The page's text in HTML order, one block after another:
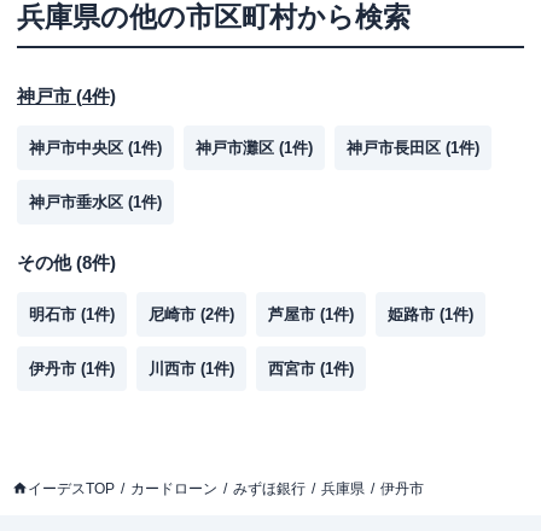
兵庫県の他の市区町村から検索
神戸市 (4件)
神戸市中央区 (1件) 神戸市灘区 (1件) 神戸市長田区 (1件)
神戸市垂水区 (1件)
その他(8件)
明石市 (1件) 尼崎市 (2件) 芦屋市 (1件) 姫路市 (1件)
伊丹市 (1件) 川西市 (1件) 西宮市 (1件)
イーデスTOP カードローン みずほ銀行 兵庫県 伊丹市